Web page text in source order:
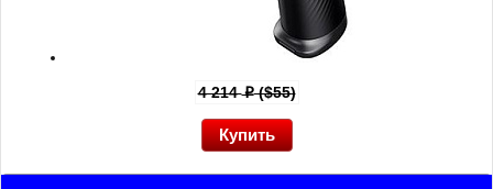
4 214p($55)